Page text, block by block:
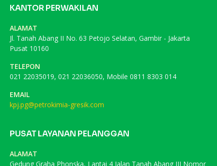
KANTOR PERWAKILAN
ALAMAT
Jl. Tanah Abang II No. 63 Petojo Selatan, Gambir - Jakarta
Pusat 10160
TELEPON
021 22035019, 021 22036050, Mobile 0811 8303 014
EMAIL
kpj.pg@petrokimia-gresik.com
PUSAT LAYANAN PELANGGAN
ALAMAT
Gedung Graha Phonska, Lantai 4 Jalan Tanah Abang III Nomor